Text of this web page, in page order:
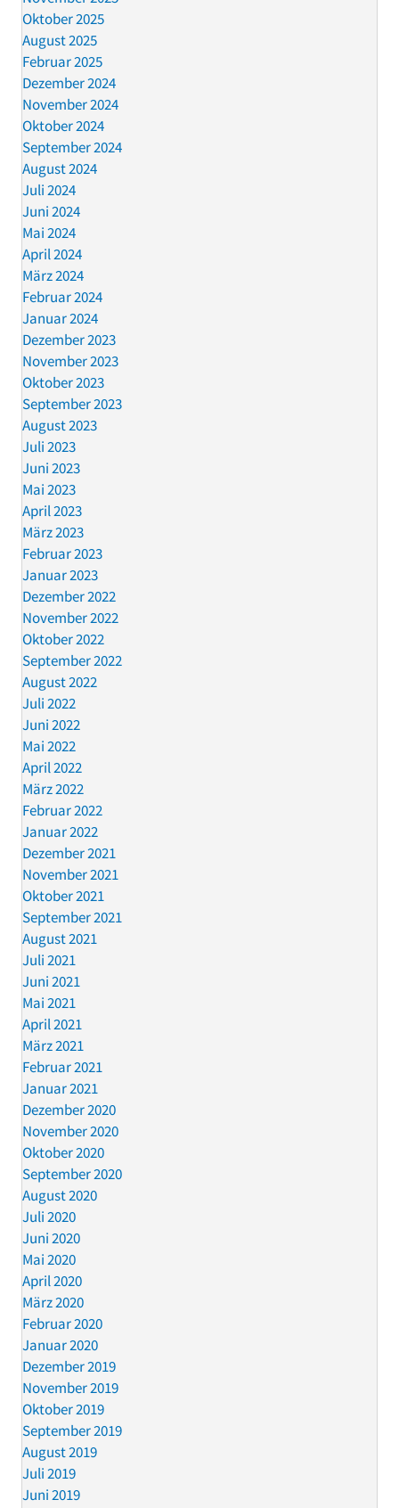
Oktober 2025
August 2025
Februar 2025
Dezember 2024
November 2024
Oktober 2024
September 2024
August 2024
Juli 2024
Juni 2024
Mai 2024
April 2024
März 2024
Februar 2024
Januar 2024
Dezember 2023
November 2023
Oktober 2023
September 2023
August 2023
Juli 2023
Juni 2023
Mai 2023
April 2023
März 2023
Februar 2023
Januar 2023
Dezember 2022
November 2022
Oktober 2022
September 2022
August 2022
Juli 2022
Juni 2022
Mai 2022
April 2022
März 2022
Februar 2022
Januar 2022
Dezember 2021
November 2021
Oktober 2021
September 2021
August 2021
Juli 2021
Juni 2021
Mai 2021
April 2021
März 2021
Februar 2021
Januar 2021
Dezember 2020
November 2020
Oktober 2020
September 2020
August 2020
Juli 2020
Juni 2020
Mai 2020
April 2020
März 2020
Februar 2020
Januar 2020
Dezember 2019
November 2019
Oktober 2019
September 2019
August 2019
Juli 2019
Juni 2019